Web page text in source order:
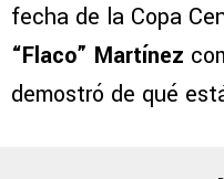
fecha de la Copa
“Flaco” Martínez
demostró de qué